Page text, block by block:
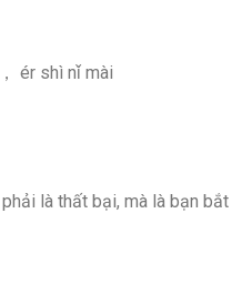
ér shì nǐ mài
là thất bại, mà là bạn bắt